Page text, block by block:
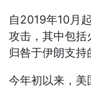
自2019年10月
攻击，其中包
归咎于伊朗支持
今年初以来，美